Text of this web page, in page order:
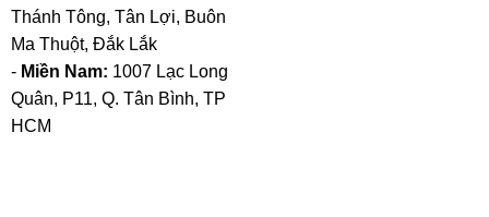
Thánh Tông, Tân Lợi, Buôn
Ma Thuột, Đắk Lắk
- Miền Nam: 1007 Lạc Long
Quân, P11, Q. Tân Bình, TP
HCM